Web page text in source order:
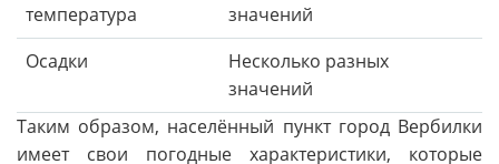
температура
значений
Осадки
Несколько разных
значений
Таким образом, населённый пункт город Вербилки
имеет свои погодные характеристики, которые